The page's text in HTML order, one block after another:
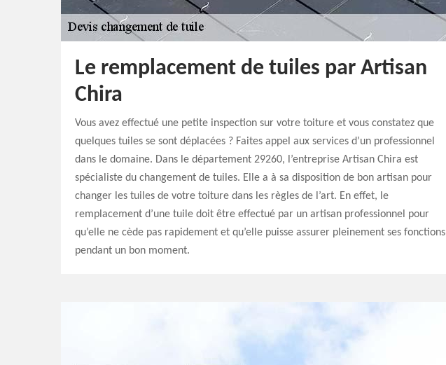
Le remplacement de tuiles par Artisan
Chira
Vous avez effectué une petite inspection sur votre toiture et vous constatez que
quelques tuiles se sont déplacées ? Faites appel aux services d’un professionnel
dans le domaine. Dans le département 29260, l’entreprise Artisan Chira est
spécialiste du changement de tuiles. Elle a à sa disposition de bon artisan pour
changer les tuiles de votre toiture dans les règles de l’art. En effet, le
remplacement d’une tuile doit être effectué par un artisan professionnel pour
qu’elle ne cède pas rapidement et qu’elle puisse assurer pleinement ses fonctions
pendant un bon moment.